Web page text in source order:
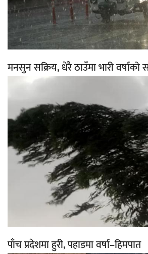
मनसुन सक्रिय, धेरै ठाउँमा भारी वर्षाको
पाँच प्रदेशमा हुरी, पहाडमा वर्षा–हिमपात